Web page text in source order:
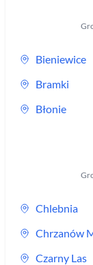
Bieniewice
Bramki
Błonie
Chlebnia
Chrzanów
Czarny Las